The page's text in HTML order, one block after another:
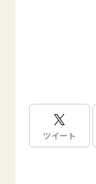
ツイート